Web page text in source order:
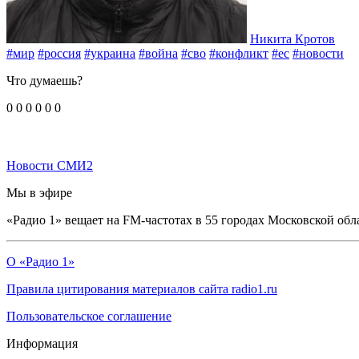
Никита Кротов
#мир #россия #украина #война #сво #конфликт #ес #новости
Что думаешь?
0 0 0 0 0 0
Новости СМИ2
Мы в эфире
«Радио 1» вещает на FM-частотах в 55 городах Московской
О «Радио 1»
Правила цитирования материалов сайта radio1.ru
Пользовательское соглашение
Информация